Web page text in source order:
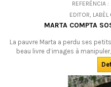
REFERÉNCIA :
EDITOR, LABÈL
MARTA COMPTA
La pauvre Marta a perdu ses
beau livre d’images à
compter aux tout petits en visitant